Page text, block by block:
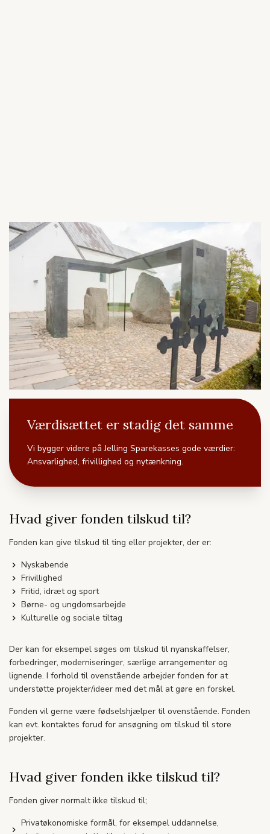
Værdisættet er stadig det samme
Vi bygger videre på Jelling Sparekasses gode værdier:
Ansvarlighed, frivillighed og nytænkning.
Hvad giver fonden tilskud til?
Fonden kan give tilskud til ting eller projekter, der er:
Nyskabende
Frivillighed
Fritid, idræt og sport
Børne- og ungdomsarbejde
Kulturelle og sociale tiltag
Der kan for eksempel søges om tilskud til nyanskaffelser,
forbedringer, moderniseringer, særlige arrangementer og
lignende. I forhold til ovenstående arbejder fonden for at
understøtte projekter/ideer med det mål at gøre en forskel.
Fonden vil gerne være fødselshjælper til ovenstående. Fonden
kan evt. kontaktes forud for ansøgning om tilskud til store
projekter.
Hvad giver fonden ikke tilskud til?
Fonden giver normalt ikke tilskud til;
Privatøkonomiske formål, for eksempel uddannelse,